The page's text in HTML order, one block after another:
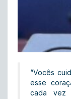
“Vocês
esse
cada vez